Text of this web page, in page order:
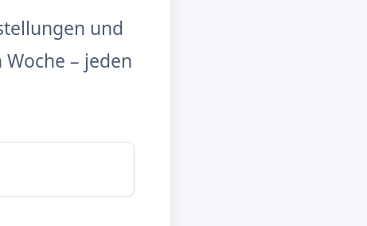
und
– jeden